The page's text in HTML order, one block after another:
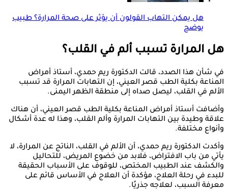
هل يمكن التهاب القولون أن يؤثر على صحة المرارة؟ طبيب
يوضح
هل المرارة تسبب ألم في القلب؟
في شأن هذا الصدد، قالت الدكتورة ريم حمدي، أستاذ أمراض
المناعة بكلية الطب قصر العيني، إن التهابات المرارة قد تسبب
الألم في القلب، ليصل صداه إلى منطقة الظهر اليمنى.
وأضافت أستاذ أمراض المناعة بكلية الطب قصر العيني، أن هناك
علاقة وطيدة بين التهابات المرارة وألم القلب، وهذا له عدة أشكال
وأنواع مختلفة.
وأكدت الدكتورة ريم حمدي، أن الألم في القلب، الناتج عن المرارة، لا
يأتي من باب الافتراض، فلابد من خضوع المريض، للتحاليل
والكشف عند الطبيب المختص، للوقوف على الأسباب الحقيقة
للبدء في رحلة العلاج، مؤكدة أن العلاج في الأساس قائم على
معرفة السبب، لعلاجه جذريًا.